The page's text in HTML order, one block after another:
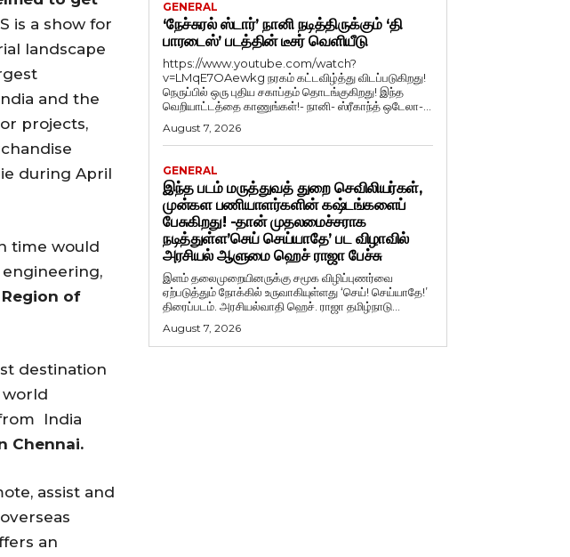
is a show for
landscape
and the
projects,
during April
time would
of
destination
world
India
Chennai.
assist and
an
GENERAL
‘நேச்சுரல் ஸ்டார்’ நானி நடித்திருக்கும் ‘தி
பாரடைஸ்’ படத்தின் டீசர் வெளியீடு
https://www.youtube.com/watch?
v=LMqE7OAewkg நரகம் கட்டவிழ்த்து விடப்படுகிறது!
நெருப்பில் ஒரு புதிய சகாப்தம் தொடங்குகிறது! இந்த
வெறியாட்டத்தை காணுங்கள்!- நானி- ஸ்ரீகாந்த் ஒடேலா-...
August 7, 2026
GENERAL
இந்த படம் மருத்துவத் துறை செவிலியர்கள்,
முன்கள பணியாளர்களின் கஷ்டங்களைப்
பேசுகிறது! -தான் முதலமைச்சராக
நடித்துள்ள’செய் செய்யாதே’ பட விழாவில்
அரசியல் ஆளுமை ஹெச் ராஜா பேச்சு
இளம் தலைமுறையினருக்கு சமூக விழிப்புணர்வை
ஏற்படுத்தும் நோக்கில் உருவாகியுள்ளது ‘செய்! செய்யாதே!’
திரைப்படம். அரசியல்வாதி ஹெச். ராஜா தமிழ்நாடு...
August 7, 2026